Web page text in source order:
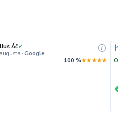
Áč✓
· Google
i
100 %★★★★★
+